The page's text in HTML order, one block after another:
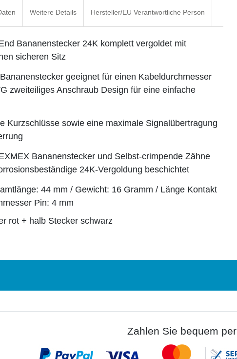
Weitere Details Hersteller/EU Verantwortliche Person
Bananenstecker 24K komplett vergoldet mit
sicheren Sitz
geeignet für einen Kabeldurchmesser
zweiteiliges Anschraub Design für eine einfache
Kurzschlüsse sowie eine maximale Signalübertragung
Bananenstecker und Selbst-crimpende Zähne
24K-Vergoldung beschichtet
44 mm / Gewicht: 16 Gramm / Länge Kontakt
Pin: 4 mm
rot + halb Stecker schwarz
Zahlen Sie bequem per